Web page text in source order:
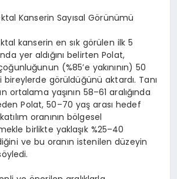
Kanserin Sayısal Görünümü
kanserin en sık görülen ilk 5
yer aldığını belirten Polat,
(%85’e yakınının) 50
görüldüğünü aktardı. Tanı
ortalama yaşının 58–61 aralığında
Polat, 50–70 yaş arası hedef
oranının bölgesel
birlikte yaklaşık %25–40
ve bu oranın istenilen düzeyin